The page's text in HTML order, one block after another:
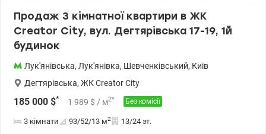
Продаж 3 кімнатної квартири в ЖК
Creator City, вул. Дегтярівська 17-19, 1й
будинок
Лук'янівська, Лук'янівка, Шевченківський, Київ
Дегтярівська, ЖК Creator City
185 000 $* 1 989 $ / м2* Без комісії
3 кімнати 93/52/13 м2 13/24 эт.